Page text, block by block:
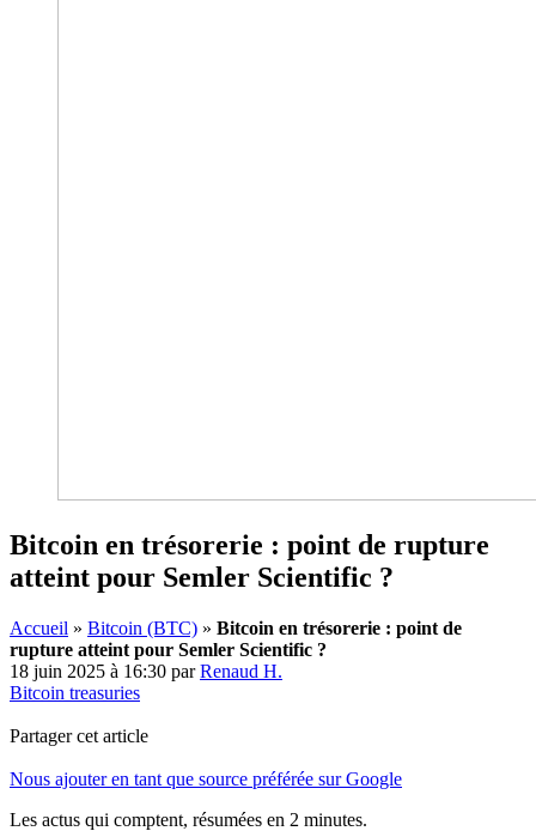
Bitcoin en trésorerie : point de rupture
atteint pour Semler Scientific ?
Accueil » Bitcoin (BTC) » Bitcoin en trésorerie : point de
rupture atteint pour Semler Scientific ?
18 juin 2025 à 16:30 parRenaud H.
Bitcoin treasuries
Partager cet article
Nous ajouter en tant que source préférée sur Google
Les actus qui comptent, résumées en 2 minutes.